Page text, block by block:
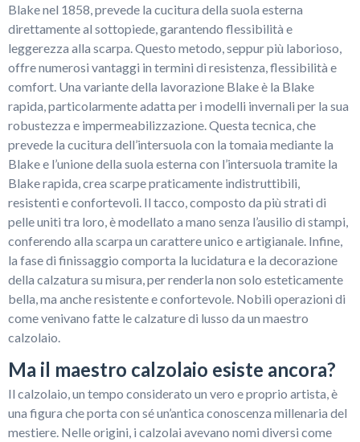
Blake nel 1858, prevede la cucitura della suola esterna
direttamente al sottopiede, garantendo flessibilità e
leggerezza alla scarpa. Questo metodo, seppur più laborioso,
offre numerosi vantaggi in termini di resistenza, flessibilità e
comfort. Una variante della lavorazione Blake è la Blake
rapida, particolarmente adatta per i modelli invernali per la sua
robustezza e impermeabilizzazione. Questa tecnica, che
prevede la cucitura dell’intersuola con la tomaia mediante la
Blake e l’unione della suola esterna con l’intersuola tramite la
Blake rapida, crea scarpe praticamente indistruttibili,
resistenti e confortevoli. Il tacco, composto da più strati di
pelle uniti tra loro, è modellato a mano senza l’ausilio di stampi,
conferendo alla scarpa un carattere unico e artigianale. Infine,
la fase di finissaggio comporta la lucidatura e la decorazione
della calzatura su misura, per renderla non solo esteticamente
bella, ma anche resistente e confortevole. Nobili operazioni di
come venivano fatte le calzature di lusso da un maestro
calzolaio.
Ma il maestro calzolaio esiste ancora?
Il calzolaio, un tempo considerato un vero e proprio artista, è
una figura che porta con sé un’antica conoscenza millenaria del
mestiere. Nelle origini, i calzolai avevano nomi diversi come